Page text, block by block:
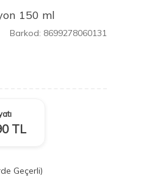
150 ml
Barkod: 8699278060131
TL
Geçerli)